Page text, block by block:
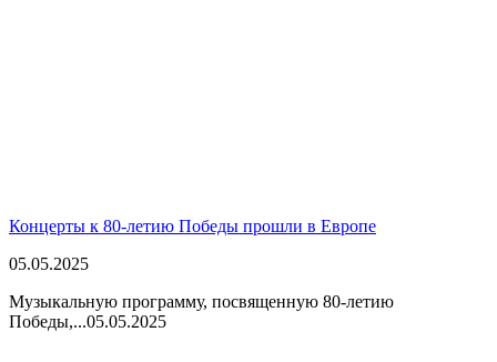
Концерты к 80-летию Победы прошли в Европе
05.05.2025
Музыкальную программу, посвященную 80-летию
Победы,...05.05.2025